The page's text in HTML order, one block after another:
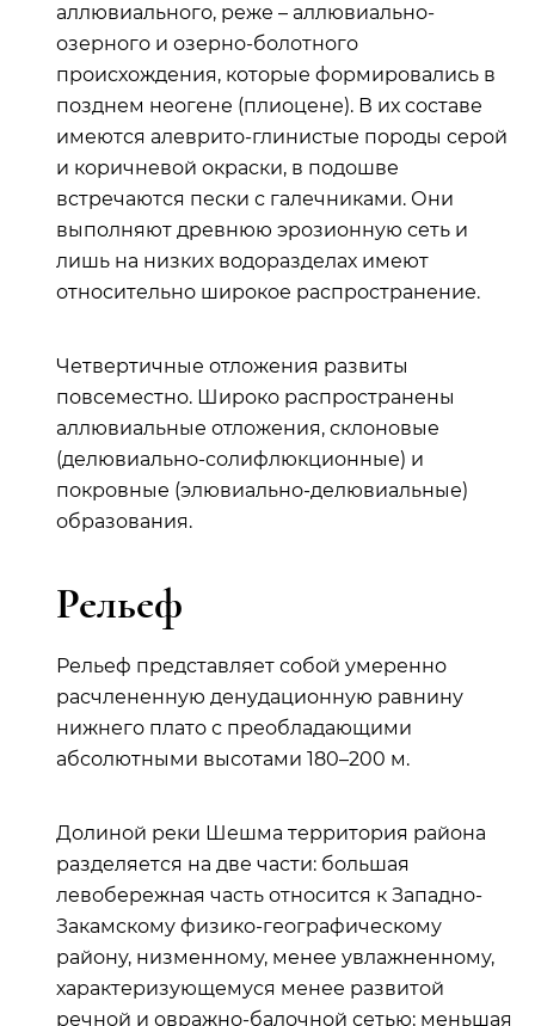
аллювиального, реже – аллювиально-
озерного и озерно-болотного
происхождения, которые формировались в
позднем неогене (плиоцене). В их составе
имеются алеврито-глинистые породы серой
и коричневой окраски, в подошве
встречаются пески с галечниками. Они
выполняют древнюю эрозионную сеть и
лишь на низких водоразделах имеют
относительно широкое распространение.
Четвертичные отложения развиты
повсеместно. Широко распространены
аллювиальные отложения, склоновые
(делювиально-солифлюкционные) и
покровные (элювиально-делювиальные)
образования.
Рельеф
Рельеф представляет собой умеренно
расчлененную денудационную равнину
нижнего плато с преобладающими
абсолютными высотами 180–200 м.
Долиной реки Шешма территория района
разделяется на две части: большая
левобережная часть относится к Западно-
Закамскому физико-географическому
району, низменному, менее увлажненному,
характеризующемуся менее развитой
речной и овражно-балочной сетью; меньшая